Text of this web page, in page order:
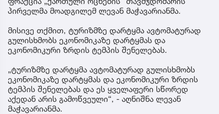
პირველმა მოადგილემ ლევან მაჭავარიანმა.
მისივე თქმით, ტურიზმზე დარტყმა ავტომატურად
გულისხმობს ეკონომიკაზე დარტყმას და
ეკონომიკური ზრდის ტემპის შენელებას.
„ტურიზმზე დარტყმა ავტომატურად გულისხმობს
ეკონომიკაზე დარტყმას და ეკონომიკური ზრდის
ტემპის შენელებას და ეს ყველაფერი სწორედ
აქედან არის გამოწვეული“, - აღნიშნა ლევან
მაჭავარიანმა.